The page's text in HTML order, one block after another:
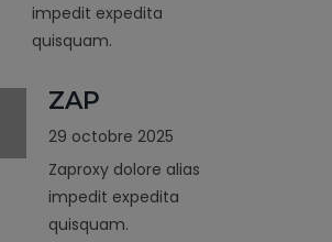
impedit expedita
quisquam.
ZAP
29 octobre 2025
Zaproxy dolore alias
impedit expedita
quisquam.